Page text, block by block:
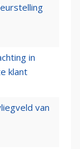
in
klant
van